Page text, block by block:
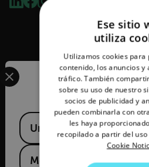
Flir
Acerca de Flir
Tecnologías Teledyne
Confirm
Select your preferred country
Available Locations
United States
Mexico
Ese sitio
utiliza
Utilizamos cookies para
contenido, los anuncios
tráfico. También
sobre su uso de nuestro
socios de publicidad y
pueden combinarla con
les haya
recopilado a partir del
Cookie